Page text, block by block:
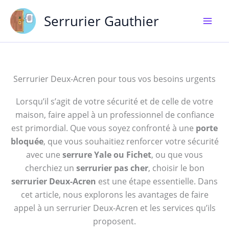
contenu
Serrurier Gauthier
Serrurier Deux-Acren pour tous vos besoins urgents
Lorsqu’il s’agit de votre sécurité et de celle de votre
maison, faire appel à un professionnel de confiance
est primordial. Que vous soyez confronté à une porte
bloquée, que vous souhaitiez renforcer votre sécurité
avec une serrure Yale ou Fichet, ou que vous
cherchiez un serrurier pas cher, choisir le bon
serrurier Deux-Acren est une étape essentielle. Dans
cet article, nous explorons les avantages de faire
appel à un serrurier Deux-Acren et les services qu’ils
proposent.